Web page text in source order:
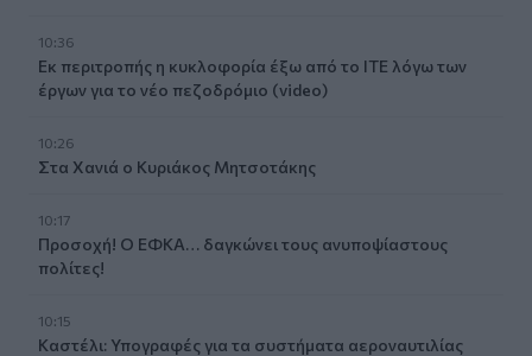
10:36
Εκ περιτροπής η κυκλοφορία έξω από το ΙΤΕ λόγω των
έργων για το νέο πεζοδρόμιο (video)
10:26
Στα Χανιά ο Κυριάκος Μητσοτάκης
10:17
Προσοχή! Ο ΕΦΚΑ… δαγκώνει τους ανυποψίαστους
πολίτες!
10:15
Καστέλι: Υπογραφές για τα συστήματα αεροναυτιλίας